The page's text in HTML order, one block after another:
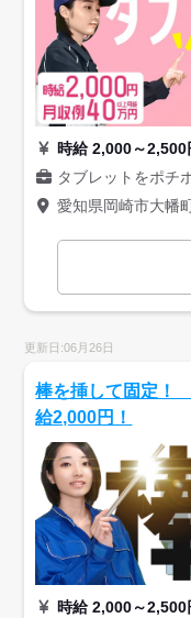
時給 2,000～2,500
タブレットをポチ
愛知県岡崎市大幡
更新日:06月26日
棒を挿して固定！
給2,000円！
時給 2,000～2,500